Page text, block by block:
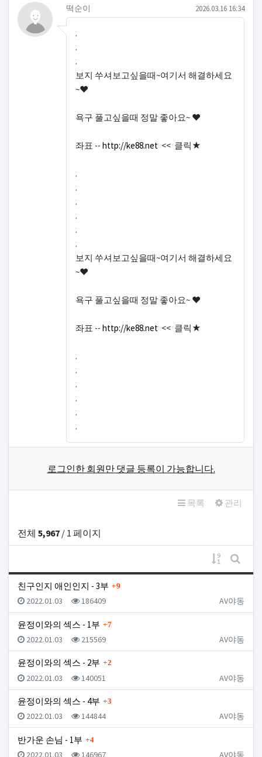
떡순이님의 댓글
떡순이 작성일
2026.03.16 16:34
.
.
.
보지 쑤셔보고싶을때~여기서 해결하세요
~♥
욕구 풀고싶을때 정말 좋아요~ ♥
좌표 -- http://ke88.net << 클릭★
.
.
.
.
.
.
보지 쑤셔보고싶을때~여기서 해결하세요
~♥
욕구 풀고싶을때 정말 좋아요~ ♥
좌표 -- http://ke88.net << 클릭★
.
.
.
.
.
.
로그인한 회원만 댓글 등록이 가능합니다.
목록 관리
전체 5,967 / 1 페이지
게시물 정
게시
친구인지 애인인지 - 3부 댓글
9
등록자
AV야동
등록일
2022.01.03 조회
186409
윤정이와의 섹스 - 1부 댓글
7
등록자
AV야동
등록일
2022.01.03 조회
215569
윤정이와의 섹스 - 2부 댓글
2
등록자
AV야동
등록일
2022.01.03 조회
140051
윤정이와의 섹스 - 4부 댓글
3
등록자
AV야동
등록일
2022.01.03 조회
144844
반가운 손님 - 1부 댓글
4
등록자
AV야동
등록일
2022.01.03 조회
146967